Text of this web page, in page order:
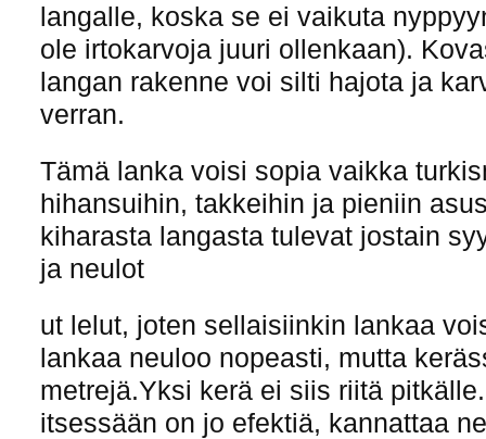
langalle, koska se ei vaikuta
ole irtokarvoja juuri ollenkaan).
langan rakenne voi silti hajota ja
verran.
Tämä lanka voisi sopia vaikka
hihansuihin, takkeihin ja pieniin
kiharasta langasta tulevat jostain
ja neulot
ut lelut, joten sellaisiinkin lankaa
lankaa neuloo nopeasti, mutta
metrejä.Yksi kerä ei siis riitä
itsessään on jo efektiä, kannattaa